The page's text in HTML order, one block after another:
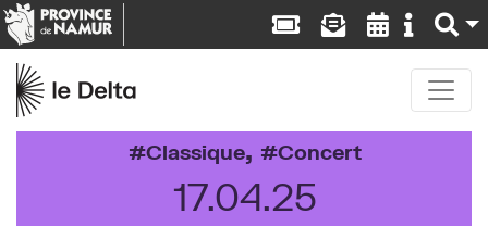
Classique, Concert
17.04.25